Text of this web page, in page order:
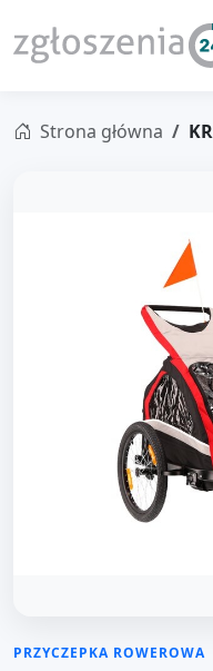
Strona główna
PRZYCZEPKA ROWEROWA